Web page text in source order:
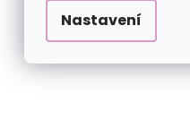
Nastavení